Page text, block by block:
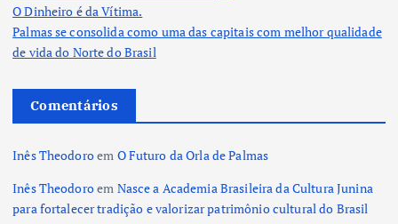
O Dinheiro é da Vítima.
Palmas se consolida como uma das capitais com melhor qualidade
de vida do Norte do Brasil
Comentários
Inês Theodoroem O Futuro da Orla de Palmas
Inês Theodoroem Nasce a Academia Brasileira da Cultura Junina
para fortalecer tradição e valorizar patrimônio cultural do Brasil